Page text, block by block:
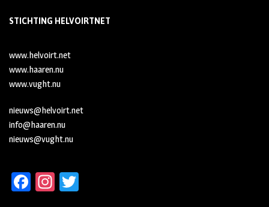
STICHTING HELVOIRTNET
www.helvoirt.net
www.haaren.nu
www.vught.nu
nieuws@helvoirt.net
info@haaren.nu
nieuws@vught.nu
Fa In